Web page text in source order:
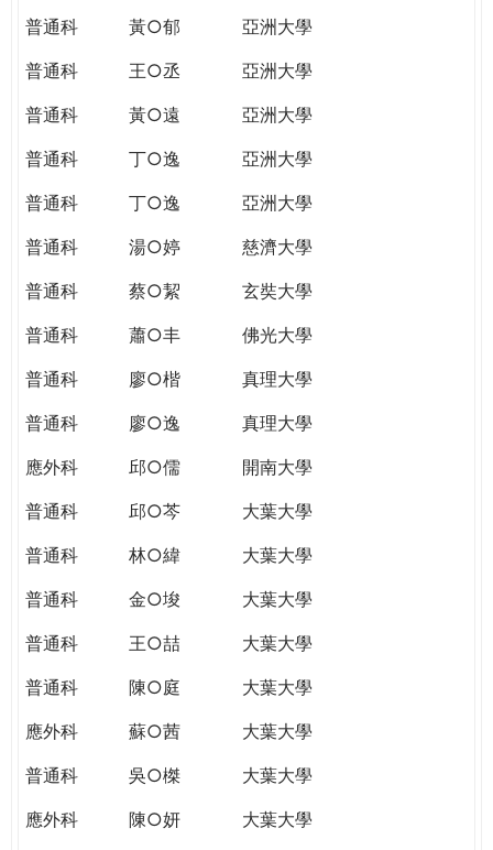
普通科 黃○郁
亞洲大學
普通科
王○丞
亞洲大學
普通科
黃○遠
亞洲大學
普通科
丁○逸
亞洲大學
普通科
丁○逸
亞洲大學
普通科
湯○婷
慈濟大學
普通科
蔡○絜
玄奘大學
普通科
蕭○丰
佛光大學
普通科
廖○楷
真理大學
普通科
廖○逸
真理大學
應外科
邱○儒
開南大學
普通科
邱○芩
大葉大學
普通科
林○緯
大葉大學
普通科
金○埈
大葉大學
普通科
王○喆
大葉大學
普通科
陳○庭
大葉大學
應外科
蘇○茜
大葉大學
普通科
吳○榤
大葉大學
應外科
陳○妍
大葉大學